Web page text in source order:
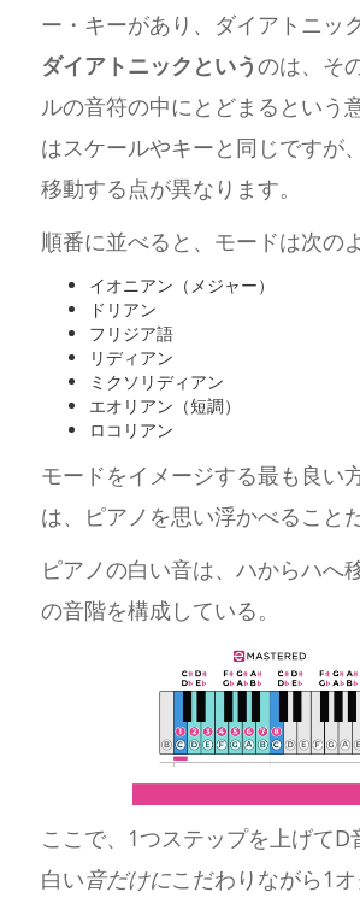
ー・キーがあり、ダイアトニッ
ダイアトニックというのは、そ
ルの音符の中にとどまるという
はスケールやキーと同じですが
移動する点が異なります。
順番に並べると、モードは次の
イオニアン（メジャー）
ドリアン
フリジア語
リディアン
ミクソリディアン
エオリアン（短調）
ロコリアン
モードをイメージする最も良い
は、ピアノを思い浮かべることだ
ピアノの白い音は、ハからハへ
の音階を構成している。
ここで、1つステップを上げてD
白い音だけにこだわりながら1